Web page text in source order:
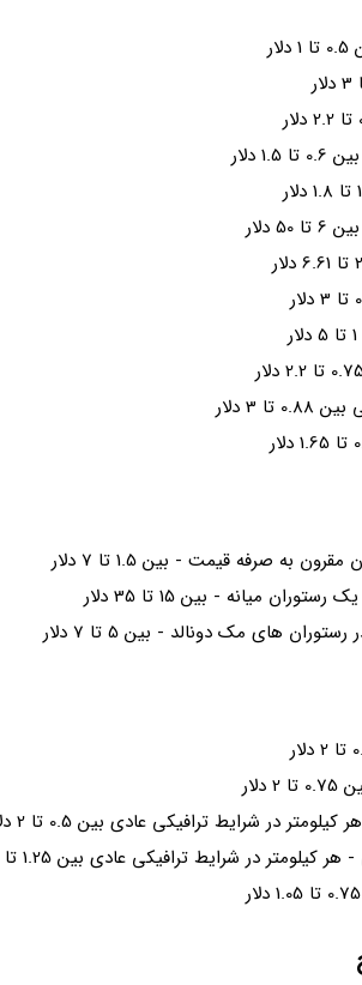
دلار
3 دلار
به صرفه قیمت - بین 1.5 تا 7 دلار
میانه - بین 15 تا 35 دلار
های مک دونالد - بین 5 تا 7 دلار
در شرایط ترافیکی عادی بین 0.5 تا 2 دلار
در شرایط ترافیکی عادی بین 1.25 تا 6 دلار